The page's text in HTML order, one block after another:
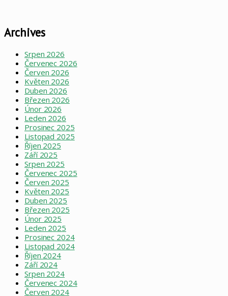
Archives
Srpen 2026
Červenec 2026
Červen 2026
Květen 2026
Duben 2026
Březen 2026
Únor 2026
Leden 2026
Prosinec 2025
Listopad 2025
Říjen 2025
Září 2025
Srpen 2025
Červenec 2025
Červen 2025
Květen 2025
Duben 2025
Březen 2025
Únor 2025
Leden 2025
Prosinec 2024
Listopad 2024
Říjen 2024
Září 2024
Srpen 2024
Červenec 2024
Červen 2024